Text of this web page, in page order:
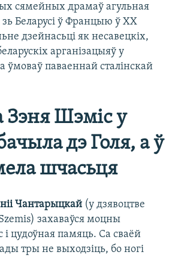
сямейных драмаў агульная
зь Беларусі ў Францыю ў ХХ
дзейнасьці як несавецкіх,
арганізацыяў у
ўмоваў паваеннай сталінскай
Зэня Шэміс у
дэ Голя, а ў
шчасьця
Чантарыцкай (у дзявоцтве
захаваўся моцны
і цудоўная памяць. Са сваёй
тры не выходзіць, бо ногі